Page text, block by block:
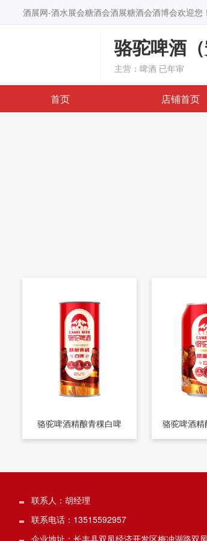
酒展网-酒水展会糖酒会酒展糖酒会酒博会欢迎您！
骆驼啤酒
主营：啤酒 已年审
首页 店铺首页
骆驼啤酒精酿青稞白啤 骆驼啤酒
联系人：胡经理
联系电话：13515592957